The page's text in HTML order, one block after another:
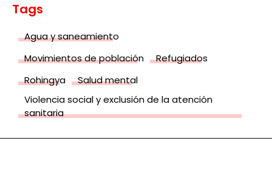
Tags
Agua y saneamiento
Movimientos de población
Refugiados
Rohingya
Salud mental
Violencia social y exclusión de la atención
sanitaria